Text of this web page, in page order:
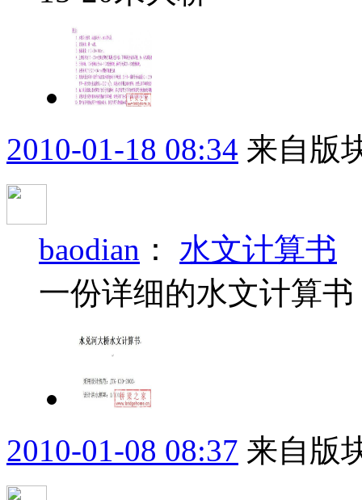
2010-01-18 08:34 来自版
baodian ： 水文计算书
一份详细的水文计算书
2010-01-08 08:37 来自版